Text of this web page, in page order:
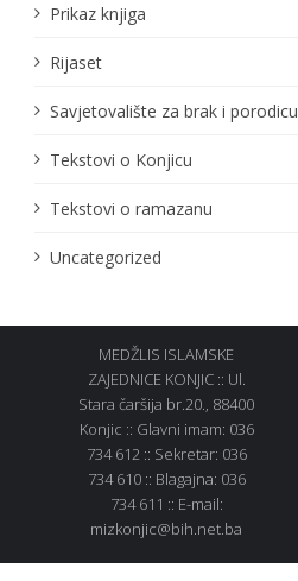
Prikaz knjiga
Rijaset
Savjetovalište za brak i porodicu
Tekstovi o Konjicu
Tekstovi o ramazanu
Uncategorized
MEDŽLIS ISLAMSKE
ZAJEDNICE KONJIC :: Ul.
Stara čaršija br.20., 88400
Konjic :: Glavni imam: 036
734 612 :: Sekretar: 036
734 610 :: Blagajna: 036
734 611 :: E-mail:
mizkonjic@bih.net.ba